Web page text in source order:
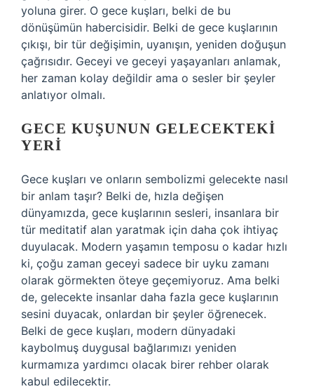
yoluna girer. O gece kuşları, belki de bu
dönüşümün habercisidir. Belki de gece kuşlarının
çıkışı, bir tür değişimin, uyanışın, yeniden doğuşun
çağrısıdır. Geceyi ve geceyi yaşayanları anlamak,
her zaman kolay değildir ama o sesler bir şeyler
anlatıyor olmalı.
GECE KUŞUNUN GELECEKTEKI
YERI
Gece kuşları ve onların sembolizmi gelecekte nasıl
bir anlam taşır? Belki de, hızla değişen
dünyamızda, gece kuşlarının sesleri, insanlara bir
tür meditatif alan yaratmak için daha çok ihtiyaç
duyulacak. Modern yaşamın temposu o kadar hızlı
ki, çoğu zaman geceyi sadece bir uyku zamanı
olarak görmekten öteye geçemiyoruz. Ama belki
de, gelecekte insanlar daha fazla gece kuşlarının
sesini duyacak, onlardan bir şeyler öğrenecek.
Belki de gece kuşları, modern dünyadaki
kaybolmuş duygusal bağlarımızı yeniden
kurmamıza yardımcı olacak birer rehber olarak
kabul edilecektir.